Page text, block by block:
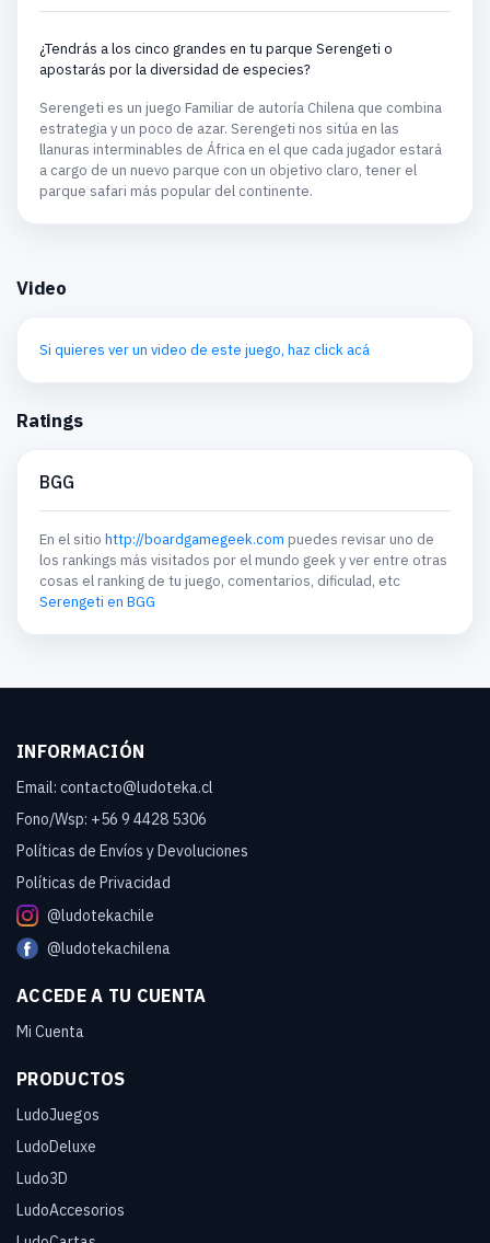
¿Tendrás a los cinco grandes en tu parque Serengeti o
apostarás por la diversidad de especies?
Serengeti es un juego Familiar de autoría Chilena que combina
estrategia y un poco de azar. Serengeti nos sitúa en las
llanuras interminables de África en el que cada jugador estará
a cargo de un nuevo parque con un objetivo claro, tener el
parque safari más popular del continente.
Video
Si quieres ver un video de este juego, haz click acá
Ratings
BGG
En el sitio http://boardgamegeek.com puedes revisar uno de
los rankings más visitados por el mundo geek y ver entre otras
cosas el ranking de tu juego, comentarios, dificulad, etc
Serengeti en BGG
INFORMACIÓN
Email: contacto@ludoteka.cl
Fono/Wsp: +56 9 4428 5306
Políticas de Envíos y Devoluciones
Políticas de Privacidad
@ludotekachile
@ludotekachilena
ACCEDE A TU CUENTA
Mi Cuenta
PRODUCTOS
LudoJuegos
LudoDeluxe
Ludo3D
LudoAccesorios